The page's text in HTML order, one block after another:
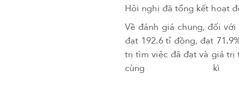
Hội nghị đã tổng kết hoạt
Về đánh giá chung, đối
đạt 192.6 tỉ đồng, đạt
trị tìm việc đã đạt và giá trị
cùng